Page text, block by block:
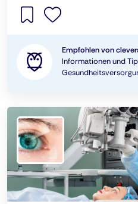
Empfohlen von
Informationen und